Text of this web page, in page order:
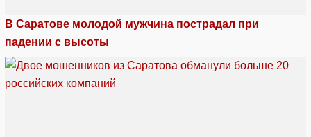
В Саратове молодой мужчина пострадал при
падении с высоты